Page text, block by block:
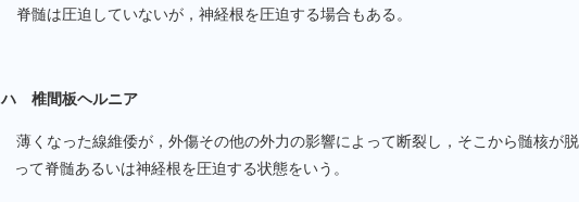
脊髄は圧迫していないが，神経根を圧迫する場合もある。
ハ 椎間板ヘルニア
薄くなった線維倭が，外傷その他の外力の影響によって断裂し，そこから髄核が
って脊髄あるいは神経根を圧迫する状態をいう。